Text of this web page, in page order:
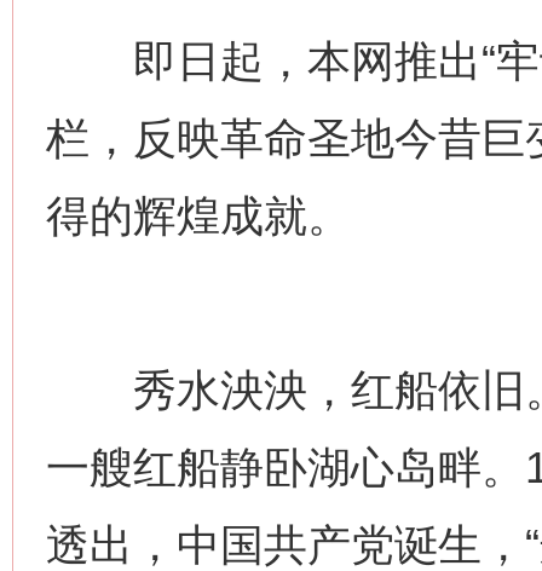
即日起，本网推出“牢
栏，反映革命圣地今昔
得的辉煌成就。
秀水泱泱，红船依旧
一艘红船静卧湖心岛畔
透出，中国共产党诞生，